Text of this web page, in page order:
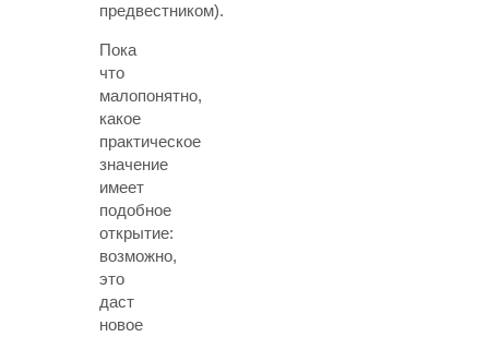
предвестником).
Пока
что
малопонятно,
какое
практическое
значение
имеет
подобное
открытие:
возможно,
это
даст
новое